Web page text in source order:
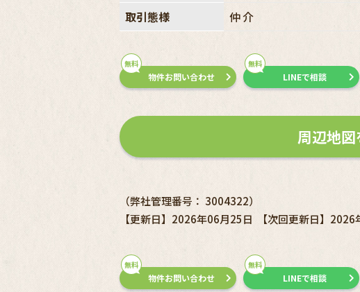
取引態様
仲介
無料
物件お問い合わせ
無料
LINEで相談
周辺地
（弊社管理番号： 3004322）
【更新日】2026年06月25日
【次回更新日】
無料
物件お問い合わせ
無料
LINEで相談